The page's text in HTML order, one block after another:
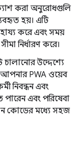
করা অনুরোধগুলি
হয়। এটি
করে এবং সময়
নির্ধারণ করে।
চালানোর উদ্দেশ্যে
PWA ওয়েব
নিবন্ধন এবং
এবং পরিষেবা
কোডের মধ্যে সহজ